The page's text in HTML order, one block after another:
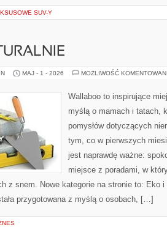
SUV-Y
MAJ - 1 - 2026 MOŻLIWOŚĆ
Wallaboo to inspirujące
myślą o mamach i tatach,
pomysłów dotyczących
tym, co w pierwszych
jest naprawdę ważne:
miejsce z poradami, w
z snem. Nowe kategorie na stronie to: Eko
przygotowana z myślą o osobach, […]